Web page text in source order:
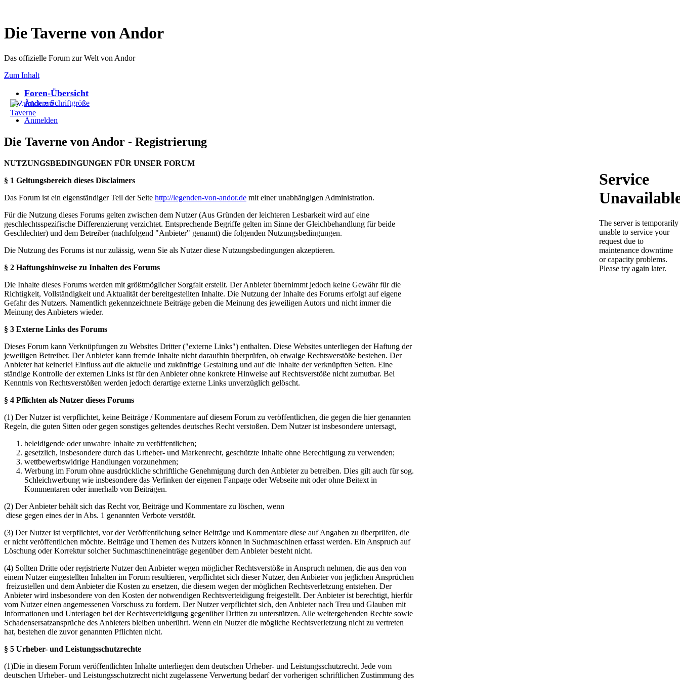
Die Taverne von Andor
Das offizielle Forum zur Welt von Andor
Zum Inhalt
Foren-Übersicht
Ändere Schriftgröße
Anmelden
Die Taverne von Andor - Registrierung
NUTZUNGSBEDINGUNGEN FÜR UNSER FORUM
§ 1 Geltungsbereich dieses Disclaimers
Das Forum ist ein eigenständiger Teil der Seite http://legenden-von-andor.de mit einer unabhängigen Administration.
Für die Nutzung dieses Forums gelten zwischen dem Nutzer (Aus Gründen der leichteren Lesbarkeit wird auf eine
geschlechtsspezifische Differenzierung verzichtet. Entsprechende Begriffe gelten im Sinne der Gleichbehandlung für beide
Geschlechter) und dem Betreiber (nachfolgend "Anbieter" genannt) die folgenden Nutzungsbedingungen.
Die Nutzung des Forums ist nur zulässig, wenn Sie als Nutzer diese Nutzungsbedingungen akzeptieren.
§ 2 Haftungshinweise zu Inhalten des Forums
Die Inhalte dieses Forums werden mit größtmöglicher Sorgfalt erstellt. Der Anbieter übernimmt jedoch keine Gewähr für die
Richtigkeit, Vollständigkeit und Aktualität der bereitgestellten Inhalte. Die Nutzung der Inhalte des Forums erfolgt auf eigene
Gefahr des Nutzers. Namentlich gekennzeichnete Beiträge geben die Meinung des jeweiligen Autors und nicht immer die
Meinung des Anbieters wieder.
§ 3 Externe Links des Forums
Dieses Forum kann Verknüpfungen zu Websites Dritter ("externe Links") enthalten. Diese Websites unterliegen der Haftung der
jeweiligen Betreiber. Der Anbieter kann fremde Inhalte nicht daraufhin überprüfen, ob etwaige Rechtsverstöße bestehen. Der
Anbieter hat keinerlei Einfluss auf die aktuelle und zukünftige Gestaltung und auf die Inhalte der verknüpften Seiten. Eine
ständige Kontrolle der externen Links ist für den Anbieter ohne konkrete Hinweise auf Rechtsverstöße nicht zumutbar. Bei
Kenntnis von Rechtsverstößen werden jedoch derartige externe Links unverzüglich gelöscht.
§ 4 Pflichten als Nutzer dieses Forums
(1) Der Nutzer ist verpflichtet, keine Beiträge / Kommentare auf diesem Forum zu veröffentlichen, die gegen die hier genannten
Regeln, die guten Sitten oder gegen sonstiges geltendes deutsches Recht verstoßen. Dem Nutzer ist insbesondere untersagt,
beleidigende oder unwahre Inhalte zu veröffentlichen;
gesetzlich, insbesondere durch das Urheber- und Markenrecht, geschützte Inhalte ohne Berechtigung zu verwenden;
wettbewerbswidrige Handlungen vorzunehmen;
Werbung im Forum ohne ausdrückliche schriftliche Genehmigung durch den Anbieter zu betreiben. Dies gilt auch für sog.
Schleichwerbung wie insbesondere das Verlinken der eigenen Fanpage oder Webseite mit oder ohne Beitext in
Kommentaren oder innerhalb von Beiträgen.
(2) Der Anbieter behält sich das Recht vor, Beiträge und Kommentare zu löschen, wenn
diese gegen eines der in Abs. 1 genannten Verbote verstößt.
(3) Der Nutzer ist verpflichtet, vor der Veröffentlichung seiner Beiträge und Kommentare diese auf Angaben zu überprüfen, die
er nicht veröffentlichen möchte. Beiträge und Themen des Nutzers können in Suchmaschinen erfasst werden. Ein Anspruch auf
Löschung oder Korrektur solcher Suchmaschineneinträge gegenüber dem Anbieter besteht nicht.
(4) Sollten Dritte oder registrierte Nutzer den Anbieter wegen möglicher Rechtsverstöße in Anspruch nehmen, die aus den von
einem Nutzer eingestellten Inhalten im Forum resultieren, verpflichtet sich dieser Nutzer, den Anbieter von jeglichen Ansprüchen
freizustellen und dem Anbieter die Kosten zu ersetzen, die diesem wegen der möglichen Rechtsverletzung entstehen. Der
Anbieter wird insbesondere von den Kosten der notwendigen Rechtsverteidigung freigestellt. Der Anbieter ist berechtigt, hierfür
vom Nutzer einen angemessenen Vorschuss zu fordern. Der Nutzer verpflichtet sich, den Anbieter nach Treu und Glauben mit
Informationen und Unterlagen bei der Rechtsverteidigung gegenüber Dritten zu unterstützen. Alle weitergehenden Rechte sowie
Schadensersatzansprüche des Anbieters bleiben unberührt. Wenn ein Nutzer die mögliche Rechtsverletzung nicht zu vertreten
hat, bestehen die zuvor genannten Pflichten nicht.
§ 5 Urheber- und Leistungsschutzrechte
(1)Die in diesem Forum veröffentlichten Inhalte unterliegen dem deutschen Urheber- und Leistungsschutzrecht. Jede vom
deutschen Urheber- und Leistungsschutzrecht nicht zugelassene Verwertung bedarf der vorherigen schriftlichen Zustimmung des